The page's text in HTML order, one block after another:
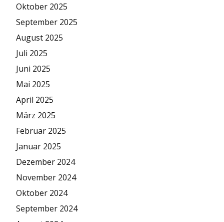
Oktober 2025
September 2025
August 2025
Juli 2025
Juni 2025
Mai 2025
April 2025
März 2025
Februar 2025
Januar 2025
Dezember 2024
November 2024
Oktober 2024
September 2024